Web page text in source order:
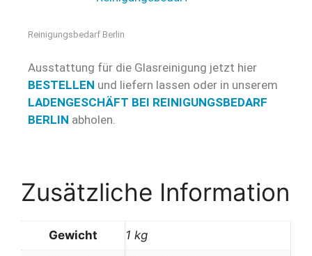
Reinigungsbedarf Berlin
Ausstattung für die Glasreinigung jetzt hier
BESTELLEN und liefern lassen oder in unserem
LADENGESCHÄFT BEI REINIGUNGSBEDARF
BERLIN abholen.
Zusätzliche Information
Gewicht 1 kg